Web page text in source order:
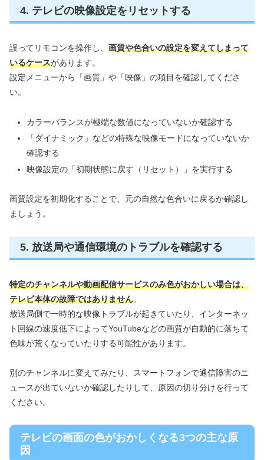
4. テレビの映像設定をリセットする
誤ってリモコンを操作し、 画質や色合いの設定を変えてしまって
いるケースがあります。
設定メニューから「画質」や「映像」の項目を確認してくださ
い。
カラーバランスが極端な数値になっていないか確認する
「ダイナミック」などの特殊な映像モードになっていないか
確認する
映像設定の「初期状態に戻す（リセット）」を実行する
画質設定を初期化することで、元の自然な色合いに戻るか確認し
ましょう。
5. 放送局や通信環境のトラブルを確認する
特定のチャンネルや動画配信サービスのみ色がおかしい場合は、
テレビ本体の故障ではありません。
放送局側で一時的な映像トラブルが起きていたり、インターネッ
ト回線の速度低下によってYouTubeなどの画質が自動的に落ちて
色味が荒くなっていたりする可能性があります。
別のチャンネルに変えてみたり、スマートフォンで通信障害のニ
ュースが出ていないか確認したりして、原因の切り分けを行って
ください。
テレビの画面の色がおかしくなる3つの主な原
因